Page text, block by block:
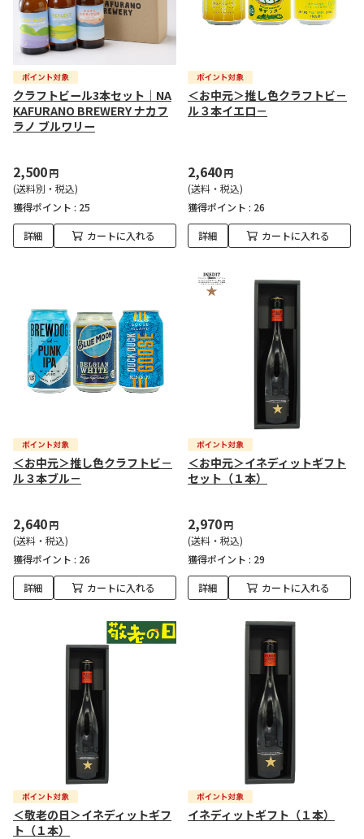
クラフトビール3本セット｜NA
KAFURANO BREWERY ナカフ
ラノ ブルワリー
2,500円
(送料別・税込)
獲得ポイント : 25
詳細 カートに入れる
＜お中元＞推し色クラフトビ－
ル３本イエロ－
2,640円
(送料・税込)
獲得ポイント : 26
詳細 カートに入れる
＜お中元＞推し色クラフトビ－
ル３本ブル－
2,640円
(送料・税込)
獲得ポイント : 26
詳細 カートに入れる
＜お中元＞イネディットギフト
セット（１本）
2,970円
(送料・税込)
獲得ポイント : 29
詳細 カートに入れる
＜敬老の日＞イネディットギフ
ト（１本）
イネディットギフト（１本）